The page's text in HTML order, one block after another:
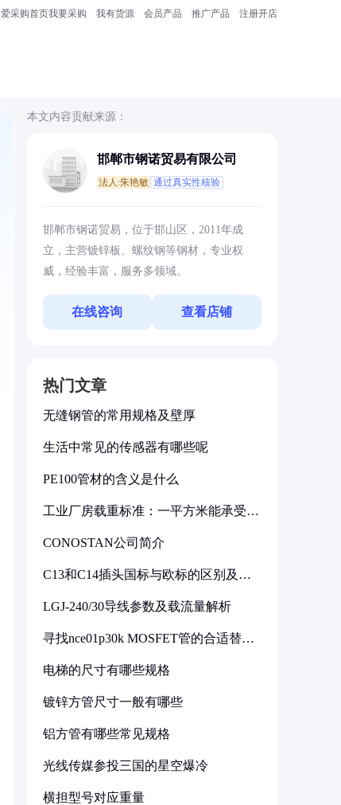
爱采购首页我要采购 我有货源 会员产品 推广产品 注册开店
本文内容贡献来源：
邯郸市钢诺贸易有限公司
法人:朱艳敏 通过真实性核验
邯郸市钢诺贸易，位于邯山区，2011年成
立，主营镀锌板、螺纹钢等钢材，专业权
威，经验丰富，服务多领域。
在线咨询 查看店铺
热门文章
无缝钢管的常用规格及壁厚
生活中常见的传感器有哪些呢
PE100管材的含义是什么
工业厂房载重标准：一平方米能承受多
CONOSTAN公司简介
C13和C14插头国标与欧标的区别及其
LGJ-240/30导线参数及载流量解析
寻找nce01p30k MOSFET管的合适替代
电梯的尺寸有哪些规格
镀锌方管尺寸一般有哪些
铝方管有哪些常见规格
光线传媒参投三国的星空爆冷
横担型号对应重量